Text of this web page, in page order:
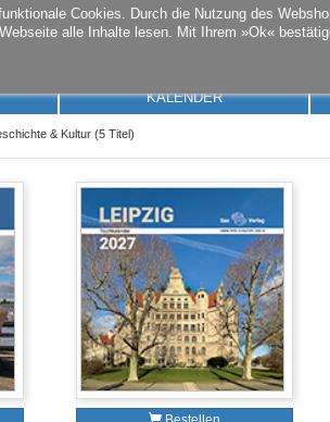
Cookies. Durch die Nutzung des
alle Inhalte lesen. Mit Ihrem »Ok«
KALENDER
& Kultur (5 Titel)